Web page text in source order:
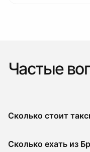
Частые
Сколько стоит
Сколько ехать из